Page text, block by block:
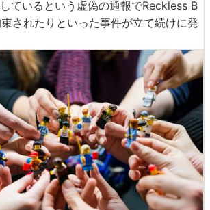
ているという虚偽の通報でReckless B
されたりといった事件が立て続けに発